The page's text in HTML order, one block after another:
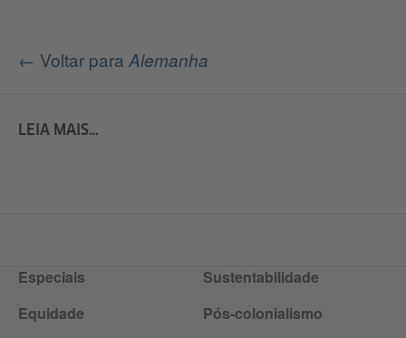
← Voltar para Alemanha
LEIA MAIS…
Especiais
Sustentabilidade
Equidade
Pós-colonialismo